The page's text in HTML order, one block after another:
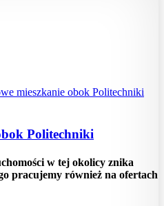
Politechniki
w tej okolicy znika
pracujemy również na ofertach